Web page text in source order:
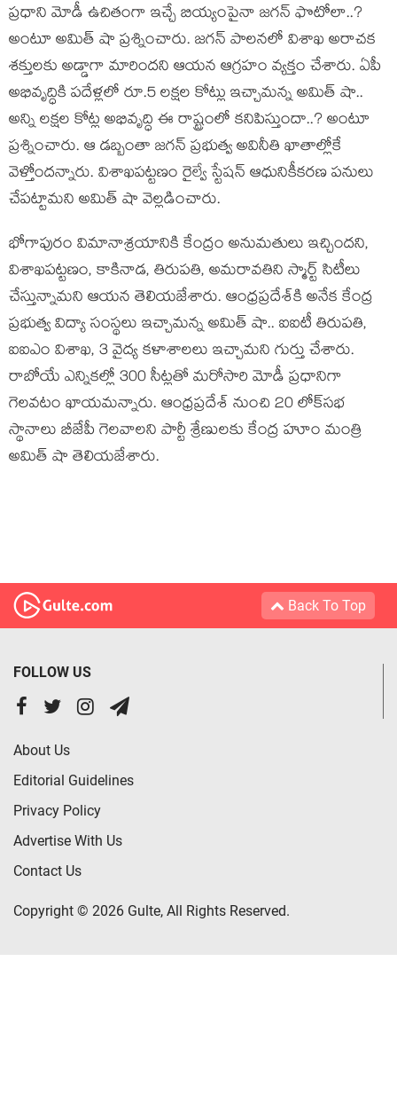
ప్రధాని మోడీ ఉచితంగా ఇచ్చే బియ్యంపైనా జగన్‌ ఫొటోలా..?
అంటూ అమిత్ షా ప్రశ్నించారు. జగన్‌ పాలనలో విశాఖ అరాచక
శక్తులకు అడ్డాగా మారిందని ఆయన ఆగ్రహం వ్యక్తం చేశారు. ఏపీ
అభివృద్ధికి పదేళ్లలో రూ.5 లక్షల కోట్లు ఇచ్చామన్న అమిత్ షా..
అన్ని లక్షల కోట్ల అభివృద్ధి ఈ రాష్ట్రంలో కనిపిస్తుందా..? అంటూ
ప్రశ్నించారు. ఆ డబ్బంతా జగన్ ప్రభుత్వ అవినీతి ఖాతాల్లోకే
వెళ్తోందన్నారు. విశాఖపట్టణం రైల్వే స్టేషన్ ఆధునికీకరణ పనులు
చేపట్టామని అమిత్ షా వెల్లడించారు.
భోగాపురం విమానాశ్రయానికి కేంద్రం అనుమతులు ఇచ్చిందని,
విశాఖపట్టణం, కాకినాడ, తిరుపతి, అమరావతిని స్మార్ట్ సిటీలు
చేస్తున్నామని ఆయన తెలియజేశారు. ఆంధ్రప్రదేశ్‌కి అనేక కేంద్ర
ప్రభుత్వ విద్యా సంస్థలు ఇచ్చామన్న అమిత్ షా.. ఐఐటీ తిరుపతి,
ఐఐఎం విశాఖ, 3 వైద్య కళాశాలలు ఇచ్చామని గుర్తు చేశారు.
రాబోయే ఎన్నికల్లో 300 సీట్లతో మరోసారి మోడీ ప్రధానిగా
గెలవటం ఖాయమన్నారు. ఆంధ్రప్రదేశ్ నుంచి 20 లోక్‌సభ
స్థానాలు బీజేపీ గెలవాలని పార్టీ శ్రేణులకు కేంద్ర హూం మంత్రి
అమిత్ షా తెలియజేశారు.
Back To Top
FOLLOW US
About Us
Editorial Guidelines
Privacy Policy
Advertise With Us
Contact Us
Copyright © 2026 Gulte, All Rights Reserved.